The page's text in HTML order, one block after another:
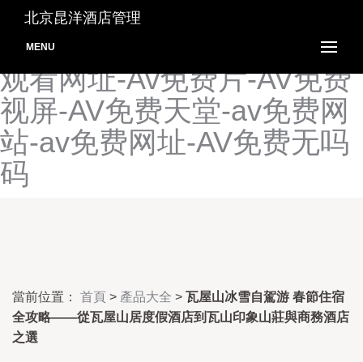
AV免费大片-AV免费电影久
久-AV免费电影网址-av免费
观看网址-Av免费片-AV免费
视屏-AV免费天堂-av免费网
站-av免费网址-AV免费无吗
码
北京昆洋酒店管理
MENU
當前位置： 首頁 > 產品大全 > 瓦屋山冰雪自駕游 春節住宿
全攻略——從瓦屋山居度假酒店到瓦山印象山莊與商務酒店
之選